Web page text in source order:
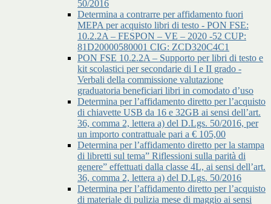
50/2016
Determina a contrarre per affidamento fuori
MEPA per acquisto libri di testo - PON FSE:
10.2.2A – FESPON – VE – 2020 -52 CUP:
81D20000580001 CIG: ZCD320C4C1
PON FSE 10.2.2A – Supporto per libri di testo e
kit scolastici per secondarie di I e II grado -
Verbali della commissione valutazione
graduatoria beneficiari libri in comodato d’uso
Determina per l’affidamento diretto per l’acquisto
di chiavette USB da 16 e 32GB ai sensi dell’art.
36, comma 2, lettera a) del D.Lgs. 50/2016, per
un importo contrattuale pari a € 105,00
Determina per l’affidamento diretto per la stampa
di libretti sul tema” Riflessioni sulla parità di
genere” effettuati dalla classe 4L, ai sensi dell’art.
36, comma 2, lettera a) del D.Lgs. 50/2016
Determina per l’affidamento diretto per l’acquisto
di materiale di pulizia mese di maggio ai sensi